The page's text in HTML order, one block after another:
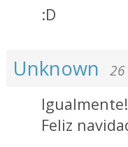
:D
Unknown
Feliz